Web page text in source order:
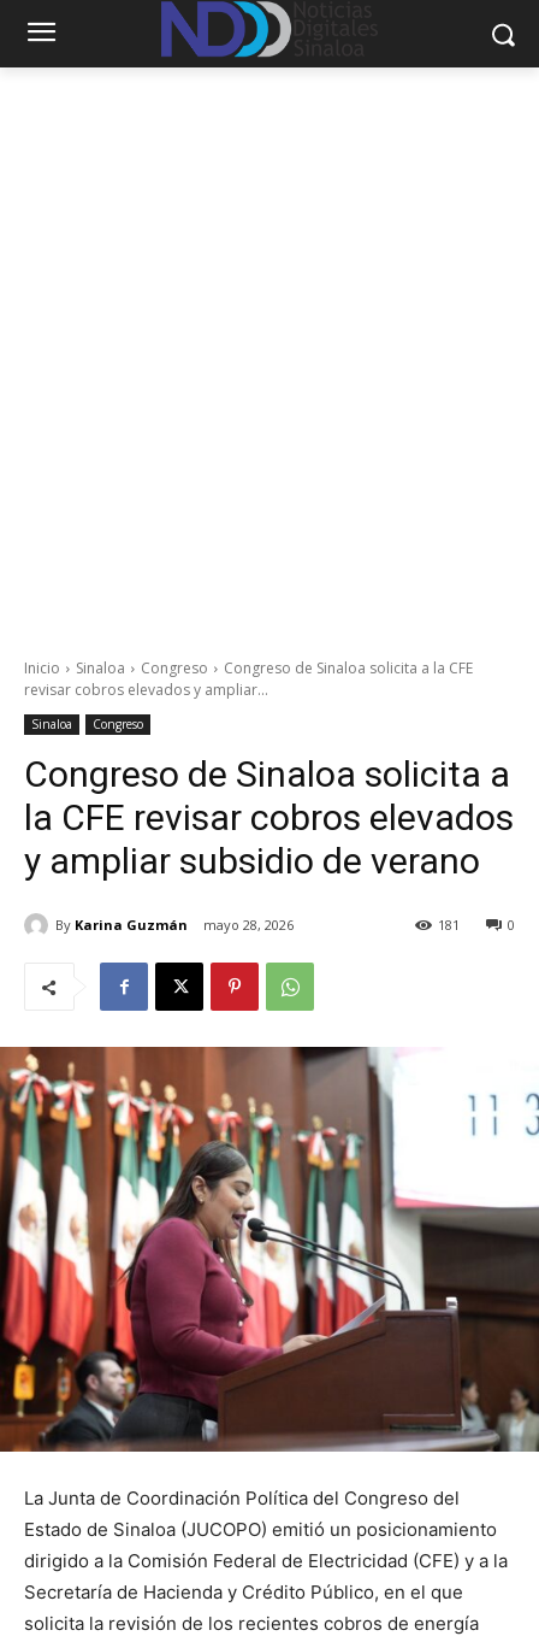
Inicio Sinaloa Congreso
Congreso de Sinaloa solicita a la CFE
revisar cobros elevados y ampliar...
Sinaloa Congreso
Congreso de Sinaloa solicita a
la CFE revisar cobros elevados
y ampliar subsidio de verano
By Karina Guzmán mayo 28, 2026 0
181
La Junta de Coordinación Política del Congreso del
Estado de Sinaloa (JUCOPO) emitió un posicionamiento
dirigido a la Comisión Federal de Electricidad (CFE) y a la
Secretaría de Hacienda y Crédito Público, en el que
solicita la revisión de los recientes cobros de energía